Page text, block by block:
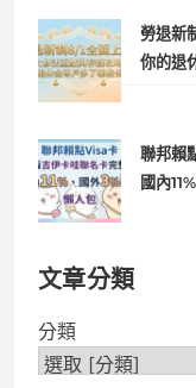
勞退新
你的退
聯邦賴
國內
文章分類
分類